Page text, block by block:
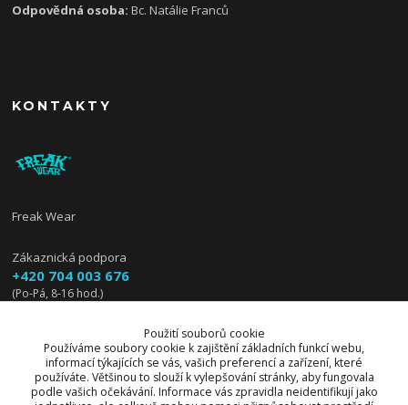
Odpovědná osoba:Bc. Natálie Franců
KONTAKTY
Freak Wear
Zákaznická podpora
+420 704 003 676
(Po-Pá, 8-16 hod.)
info@freakwear.czPoužití souborů cookie
Používáme soubory cookie k zajištění základních funkcí webu,
informací týkajících se vás, vašich preferencí a zařízení, které
používáte. Většinou to slouží k vylepšování stránky, aby fungovala
podle vašich očekávání. Informace vás zpravidla neidentifikují jako